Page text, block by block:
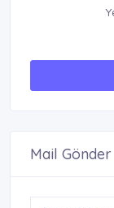
Mail Gönder